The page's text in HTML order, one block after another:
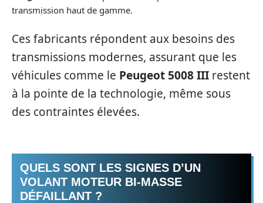
transmission haut de gamme.
Ces fabricants répondent aux besoins des
transmissions modernes, assurant que les
véhicules comme le Peugeot 5008 III restent
à la pointe de la technologie, même sous
des contraintes élevées.
QUELS SONT LES SIGNES D’UN
VOLANT MOTEUR BI-MASSE
DÉFAILLANT ?